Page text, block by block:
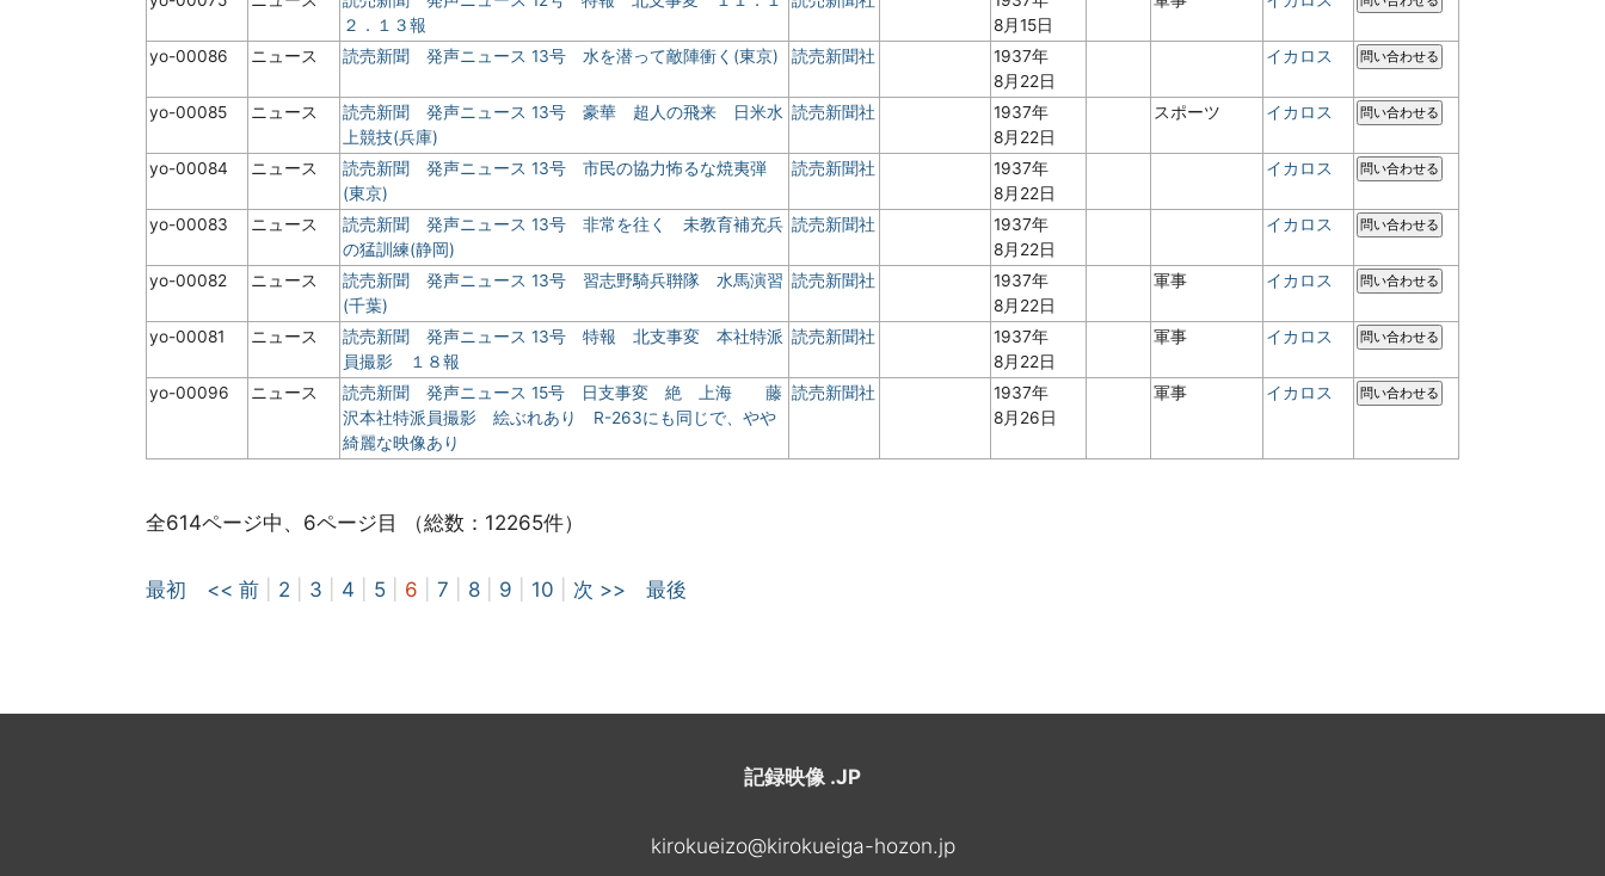
２．１３報
8月15日
yo-00086 ニュース 読売新聞 発声ニュース 13号 水を潜って敵陣衝く(東京) 読売新聞社
1937年
8月22日
イカロス 問い合わせる
yo-00085 ニュース
読売新聞 発声ニュース 13号 豪華 超人の飛来 日米水
上競技(兵庫)
読売新聞社
1937年
8月22日
スポーツ イカロス 問い合わせる
yo-00084 ニュース
読売新聞 発声ニュース 13号 市民の協力怖るな焼夷弾
(東京)
読売新聞社
1937年
8月22日
イカロス 問い合わせる
yo-00083 ニュース
読売新聞 発声ニュース 13号 非常を往く 未教育補充兵
の猛訓練(静岡)
読売新聞社
1937年
8月22日
イカロス 問い合わせる
yo-00082 ニュース
読売新聞 発声ニュース 13号 習志野騎兵聨隊 水馬演習
(千葉)
読売新聞社
1937年
8月22日
軍事 イカロス 問い合わせる
yo-00081 ニュース
読売新聞 発声ニュース 13号 特報 北支事変 本社特派
員撮影 １８報
読売新聞社
1937年
8月22日
軍事 イカロス 問い合わせる
yo-00096 ニュース
読売新聞 発声ニュース 15号 日支事変 絶 上海 藤
沢本社特派員撮影 絵ぶれあり R-263にも同じで、やや
綺麗な映像あり
読売新聞社
1937年
8月26日
軍事 イカロス 問い合わせる
全614ページ中、6ページ目 （総数：12265件）
最初 << 前 2 3 4 5 6 7 8 9 10 次 >> 最後
記録映像 .JP
kirokueizo@kirokueiga-hozon.jp